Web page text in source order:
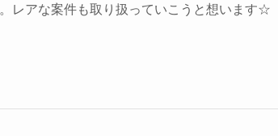
レアな案件も取り扱っていこうと想います☆